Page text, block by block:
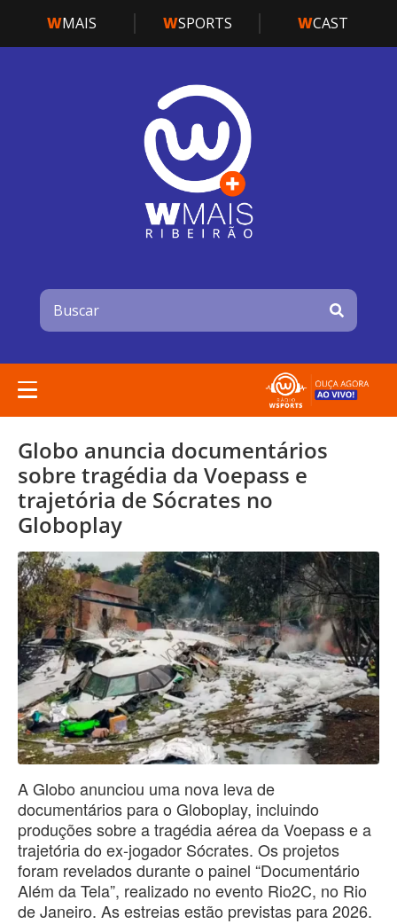
WMAIS WSPORTS WCAST
Globo anuncia documentários
sobre tragédia da Voepass e
trajetória de Sócrates no
Globoplay
A Globo anunciou uma nova leva de
documentários para o Globoplay, incluindo
produções sobre a tragédia aérea da Voepass e a
trajetória do ex-jogador Sócrates. Os projetos
foram revelados durante o painel “Documentário
Além da Tela”, realizado no evento Rio2C, no Rio
de Janeiro. As estreias estão previstas para 2026.